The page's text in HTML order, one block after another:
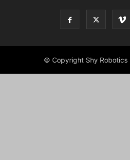
© Copyright Shy Robotics